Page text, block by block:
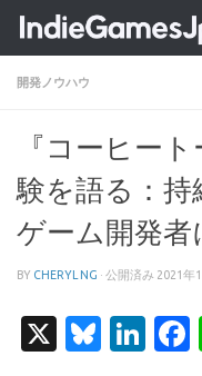
コンテンツへスキップ
開発ノウハウ
『コーヒー
験を語る：持
ゲーム開発者
BY CHERYL NG · 公開済み 2021年
X